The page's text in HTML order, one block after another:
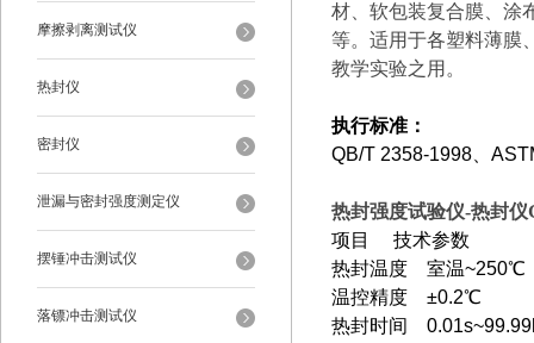
摩擦剥离测试仪
热封仪
密封仪
泄漏与密封强度测定仪
摆锤冲击测试仪
落镖冲击测试仪
材、软包装复合膜、涂
等。 适用于各塑料薄膜
教学实验之用。
执行标准：
QB/T 2358-1998 、
热封强度试验仪-热封仪
项目 技术参数
热封温度 室温
温控精度 ±0.2℃
热封时间